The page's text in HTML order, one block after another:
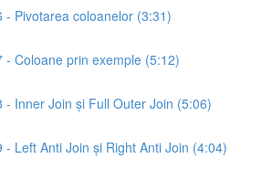
- Pivotarea coloanelor (3:31)
- Coloane prin exemple (5:12)
- Inner Join și Full Outer Join (5:06)
- Left Anti Join și Right Anti Join (4:04)